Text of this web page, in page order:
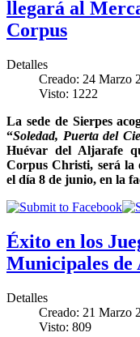
llegará al
Corpus
Detalles
Creado: 24 Marzo
Visto: 1222
La sede de Sierpes
“Soledad, Puerta del
Huévar del Aljarafe
Corpus Christi, será la
el día 8 de junio, en la
Éxito en los
Municipales de
Detalles
Creado: 21 Marzo
Visto: 809